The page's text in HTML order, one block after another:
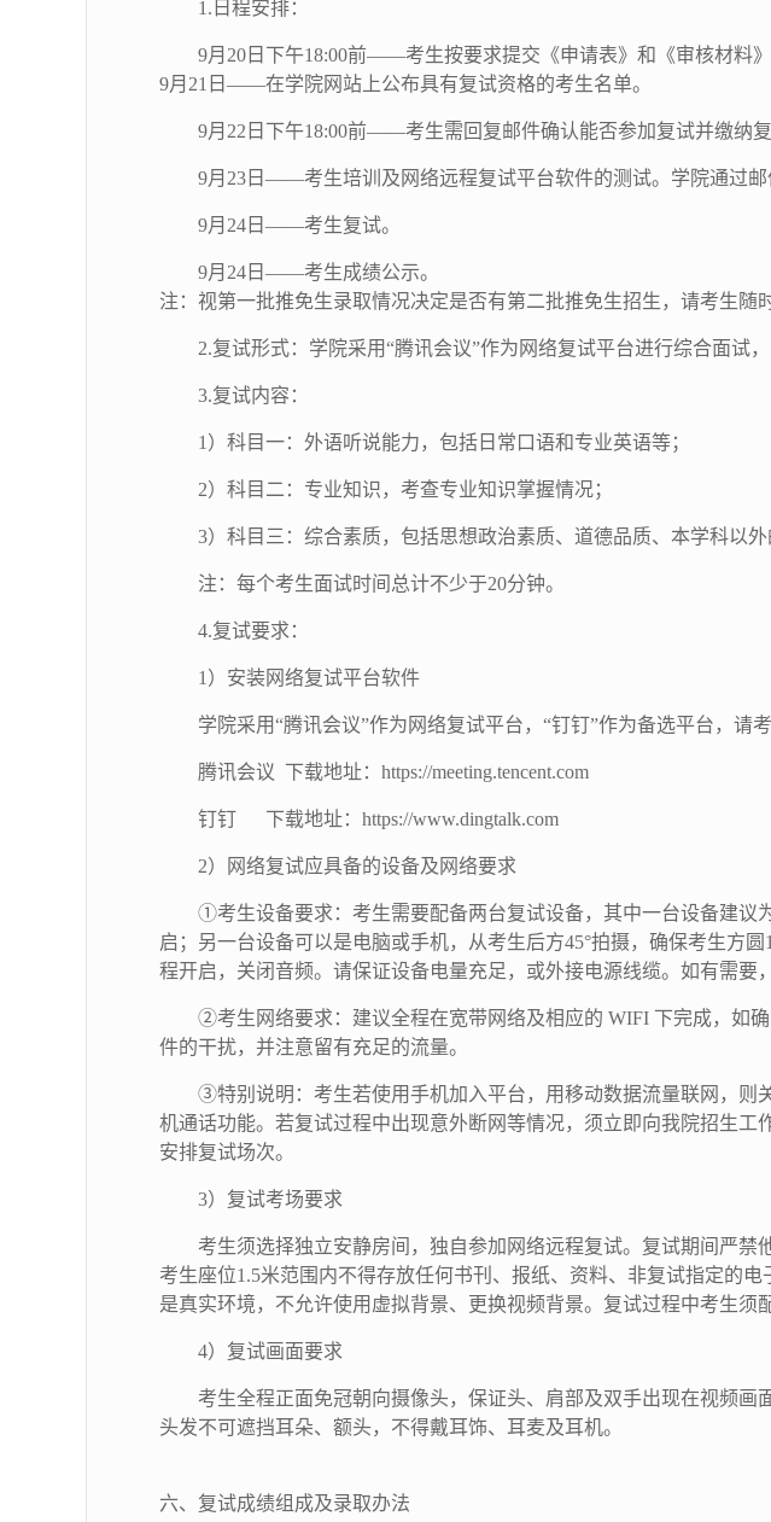
1.日程安排：
9月 20 日下午18:00前——考生按要求提交《申请表》和《审核材料》
9月 21 日——在学院网站上公布具有复试资格的考生名单。
9月 22 日下午18:00前——考生需回复邮件确认能否参加复试并缴纳复
9月 23 日——考生培训及网络远程复试平台软件的测试。学院通过邮
9月 24 日——考生复试。
9月 24 日——考生成绩公示。
注：视第一批推免生录取情况决定是否有第二批推免生招生，请考生随
2.复试形式：学院采用“腾讯会议”作为网络复试平台进行综合面试，
3.复试内容：
1）科目一：外语听说能力，包括日常口语和专业英语等；
2）科目二：专业知识，考查专业知识掌握情况；
3）科目三：综合素质，包括思想政治素质、道德品质、本学科以
注：每个考生面试时间总计不少于20分钟。
4.复试要求：
1）安装网络复试平台软件
学院采用“腾讯会议”作为网络复试平台，“钉钉”作为备选平台，请
腾讯会议 下载地址：https://meeting.tencent.com
钉钉 下载地址：https://www.dingtalk.com
2）网络复试应具备的设备及网络要求
①考生设备要求：考生需要配备两台复试设备，其中一台设备建议
启；另一台设备可以是电脑或手机，从考生后方45°拍摄，确保考生方
程开启，关闭音频。请保证设备电量充足，或外接电源线缆。如有需要
②考生网络要求：建议全程在宽带网络及相应的 WIFI 下完成，如
件的干扰，并注意留有充足的流量。
③特别说明：考生若使用手机加入平台，用移动数据流量联网，则
机通话功能。若复试过程中出现意外断网等情况，须立即向我院招生工
安排复试场次。
3）复试考场要求
考生须选择独立安静房间，独自参加网络远程复试。复试期间严
考生座位1.5米范围内不得存放任何书刊、报纸、资料、非复试指定的
是真实环境，不允许使用虚拟背景、更换视频背景。复试过程中考生须
4）复试画面要求
考生全程正面免冠朝向摄像头，保证头、肩部及双手出现在视频画
头发不可遮挡耳朵、额头，不得戴耳饰、耳麦及耳机。
六、复试成绩组成及录取办法